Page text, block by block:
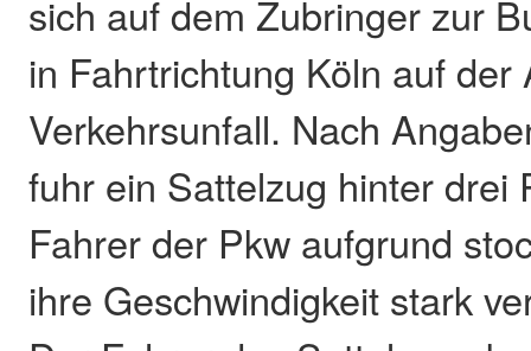
sich auf dem Zubringer zur
in Fahrtrichtung Köln auf der
Verkehrsunfall. Nach
fuhr ein Sattelzug hinter drei
Fahrer der Pkw aufgrund
ihre Geschwindigkeit stark